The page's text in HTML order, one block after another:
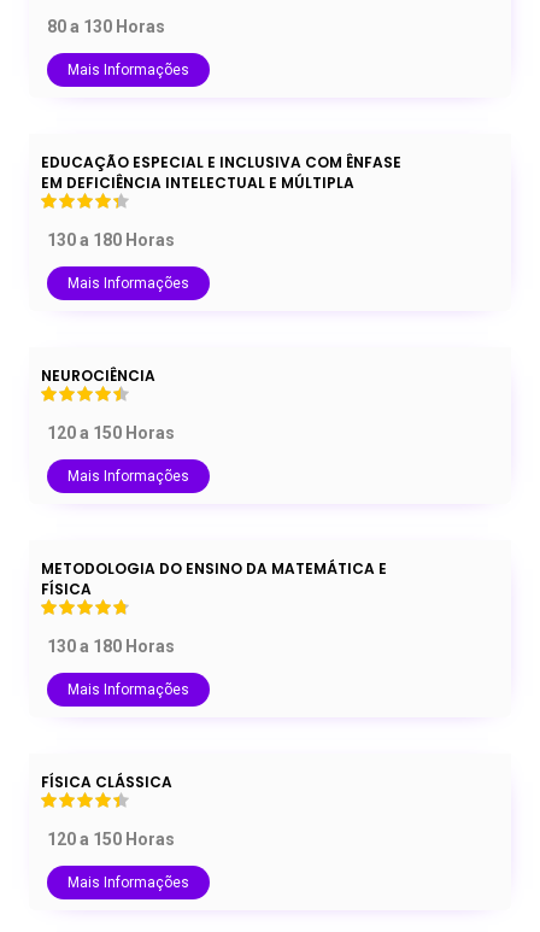
80 a 130 Horas
Mais Informações
EDUCAÇÃO ESPECIAL E INCLUSIVA COM ÊNFASE
EM DEFICIÊNCIA INTELECTUAL E MÚLTIPLA
130 a 180 Horas
Mais Informações
NEUROCIÊNCIA
120 a 150 Horas
Mais Informações
METODOLOGIA DO ENSINO DA MATEMÁTICA E
FÍSICA
130 a 180 Horas
Mais Informações
FÍSICA CLÁSSICA
120 a 150 Horas
Mais Informações